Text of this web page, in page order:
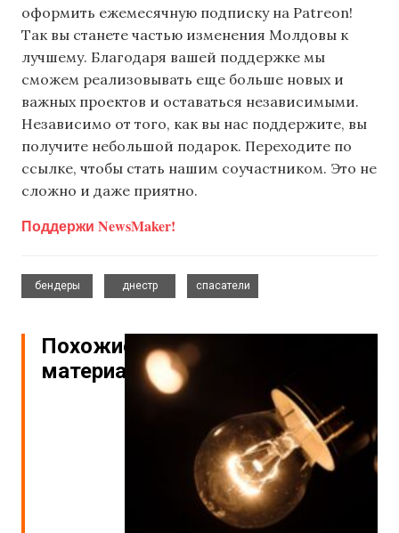
оформить ежемесячную подписку на Patreon!
Так вы станете частью изменения Молдовы к
лучшему. Благодаря вашей поддержке мы
сможем реализовывать еще больше новых и
важных проектов и оставаться независимыми.
Независимо от того, как вы нас поддержите, вы
получите небольшой подарок. Переходите по
ссылке, чтобы стать нашим соучастником. Это не
сложно и даже приятно.
Поддержи NewsMaker!
бендеры
днестр
спасатели
Похожие
материалы